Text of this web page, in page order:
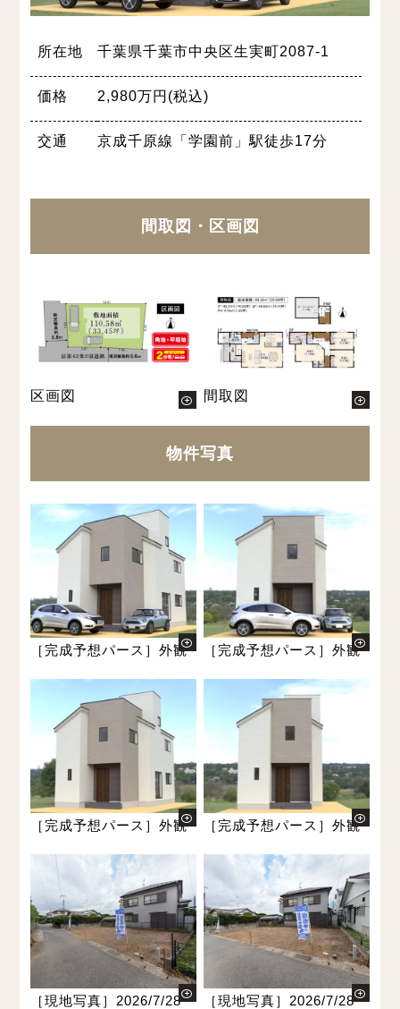
所在地 千葉県千葉市中央区生実町2087-1
価格 2,980万円(税込)
交通 京成千原線「学園前」駅徒歩17分
間取図・区画図
区画図 間取図
物件写真
［完成予想パース］外観 ［完成予想パース］外観
［完成予想パース］外観 ［完成予想パース］外観
［現地写真］2026/7/28 ［現地写真］2026/7/28